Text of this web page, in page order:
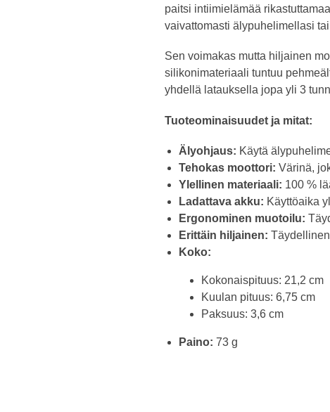
paitsi intiimielämää
vaivattomasti älypuhelimellasi
Sen voimakas mutta hiljainen
silikonimateriaali tuntuu
yhdellä latauksella jopa yli 3
Tuoteominaisuudet ja mitat:
Älyohjaus: Käytä
Tehokas moottori: Värinä,
Ylellinen materiaali: 100 %
Ladattava akku: Käyttöaika
Ergonominen muotoilu:
Erittäin hiljainen:
Koko:
Kokonaispituus: 21,2 cm
Kuulan pituus: 6,75 cm
Paksuus: 3,6 cm
Paino: 73 g